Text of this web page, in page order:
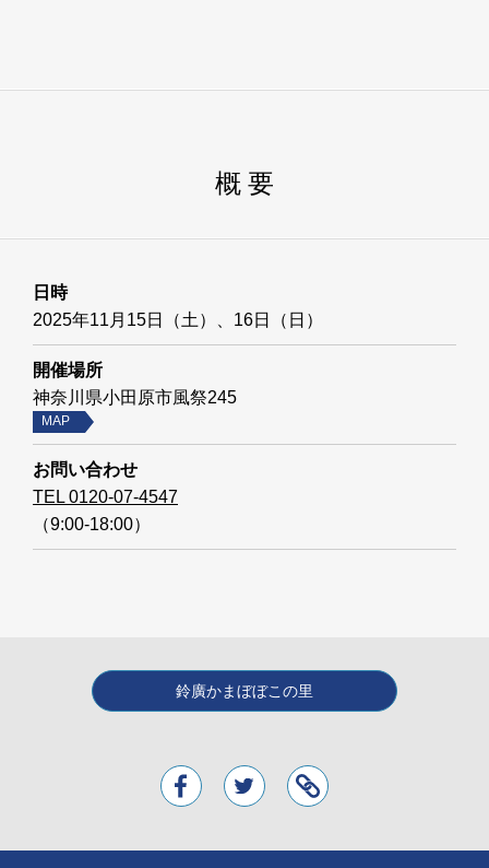
概 要
日時
2025年11月15日（土）、16日（日）
開催場所
神奈川県小田原市風祭245
MAP
お問い合わせ
TEL 0120-07-4547
（9:00-18:00）
鈴廣かまぼぼこの里